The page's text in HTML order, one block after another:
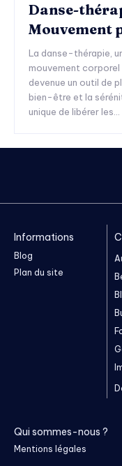
Danse-
Mouvement
La danse-thérapie,
mouvement
devenue un outil de
bien-être et la
unique de libérer les...
Informations
Blog
Plan du site
Qui sommes-nous ?
Mentions légales